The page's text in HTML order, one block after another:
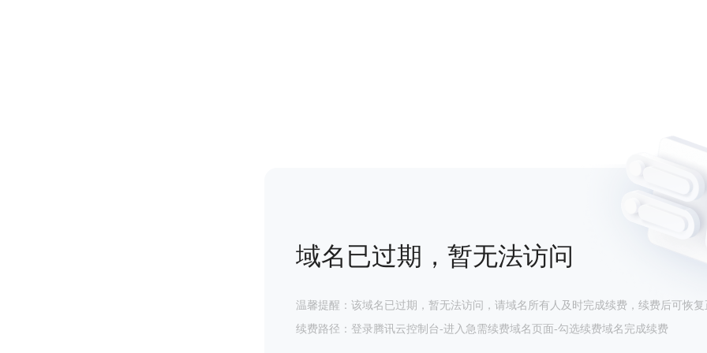
域名已过期，暂无法访问
温馨提醒：该域名已过期，暂无法访问，请域名所有人及时完成续费，续费后可恢复
续费路径：登录腾讯云控制台-进入急需续费域名页面-勾选续费域名完成续费